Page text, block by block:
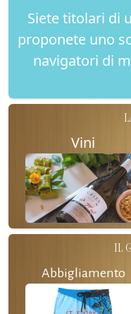
Siete titolari di
proponete uno
navigatori di
Vini
IL
Abbigliamento